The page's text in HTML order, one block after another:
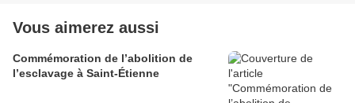
Vous aimerez aussi
Commémoration de l’abolition de
l’esclavage à Saint-Étienne